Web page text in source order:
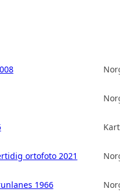
ortofoto 2021
1966